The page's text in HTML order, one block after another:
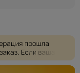
прошла
заказ. Если ваша
другую